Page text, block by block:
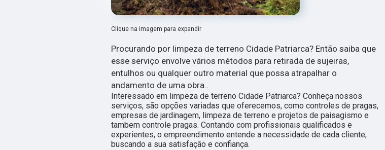
Clique na imagem para expandir
Procurando por limpeza de terreno Cidade Patriarca? Então saiba que
esse serviço envolve vários métodos para retirada de sujeiras,
entulhos ou qualquer outro material que possa atrapalhar o
andamento de uma obra..
Interessado em limpeza de terreno Cidade Patriarca? Conheça nossos
serviços, são opções variadas que oferecemos, como controles de pragas,
empresas de jardinagem, limpeza de terreno e projetos de paisagismo e
tambem controle pragas. Contando com profissionais qualificados e
experientes, o empreendimento entende a necessidade de cada cliente,
buscando a sua satisfação e confiança.